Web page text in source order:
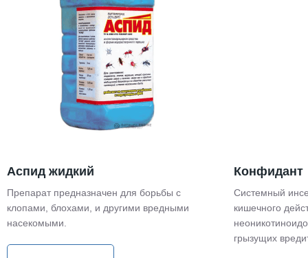
Аспид жидкий
Препарат предназначен для борьбы с
клопами, блохами, и другими вредными
насекомыми.
Конфидант
Системный
кишечного
грызущих